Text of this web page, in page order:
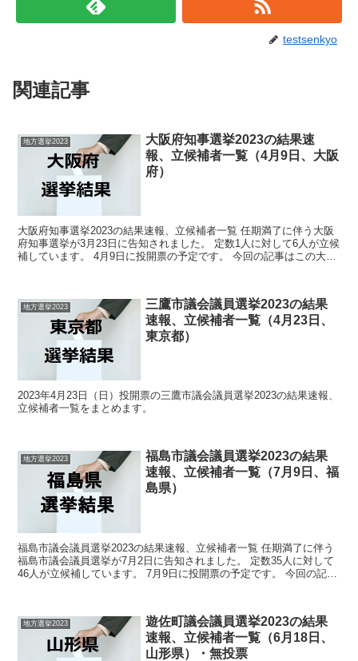
testsenkyo
関連記事
地方選挙2023
大阪府知事選挙2023の結果速
報、立候補者一覧（4月9日、大阪
府）
大阪府知事選挙2023の結果速報、立候補者一覧 任期満了に伴う大阪
府知事選挙が3月23日に告知されました。 定数1人に対して6人が立候
補しています。 4月9日に投開票の予定です。 今回の記事はこの大阪
地方選挙2023
三鷹市議会議員選挙2023の結果
速報、立候補者一覧（4月23日、
東京都）
2023年4月23日（日）投開票の三鷹市議会議員選挙2023の結果速報、
立候補者一覧をまとめます。
地方選挙2023
福島市議会議員選挙2023の結果
速報、立候補者一覧（7月9日、福
島県）
福島市議会議員選挙2023の結果速報、立候補者一覧 任期満了に伴う
福島市議会議員選挙が7月2日に告知されました。 定数35人に対して
46人が立候補しています。 7月9日に投開票の予定です。 今回の記事
地方選挙2023
遊佐町議会議員選挙2023の結果
速報、立候補者一覧（6月18日、
山形県）・無投票